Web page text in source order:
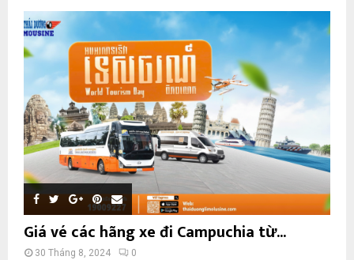
Giá vé các hãng xe đi Campuchia từ...
30 Tháng 8, 2024 0